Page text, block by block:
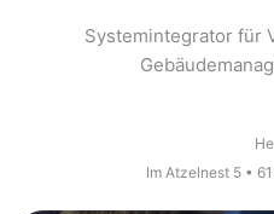
Systemintegrator für
Im Atzelnest 5 •